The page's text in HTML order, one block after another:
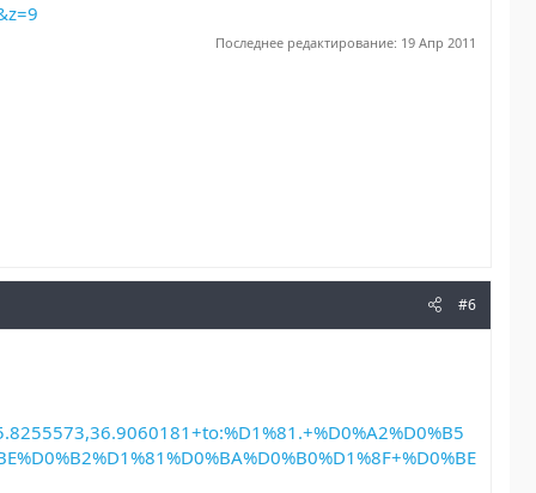
Последнее редактирование: 19 Апр 2011
#6